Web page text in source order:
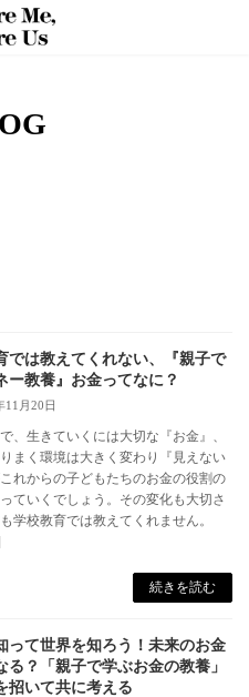
では教えてくれない、『親子で
ー教養』お金ってなに？
11月20日
、生きていくには大切な『お金』、
まく環境は大きく変わり『見えない
れからの子どもたちのお金の役割の
ていくでしょう。その変化も大切さ
学校教育では教えてくれません。
続きを読む
って世界を知ろう！未来のお金
る？「親子で学ぶお金の教養」
招いて共に考える